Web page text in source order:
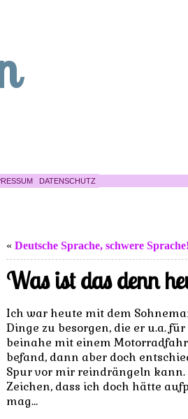
DATENSCHUTZ
« Deutsche Sprache, schwere Sprache!
Was ist das denn
Ich war heute mit dem
Dinge zu besorgen, die er u.a.
beinahe mit einem
befand, dann aber doch
Spur vor mir reindrängeln
Zeichen, dass ich doch hätte
mag…